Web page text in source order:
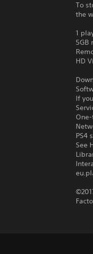
To
the
1
5GB
HD
If
PS4
See